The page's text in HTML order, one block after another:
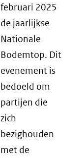
februari 2025
de jaarlijkse
Nationale
Bodemtop. Dit
evenement is
bedoeld om
partijen die
zich
bezighouden
met de